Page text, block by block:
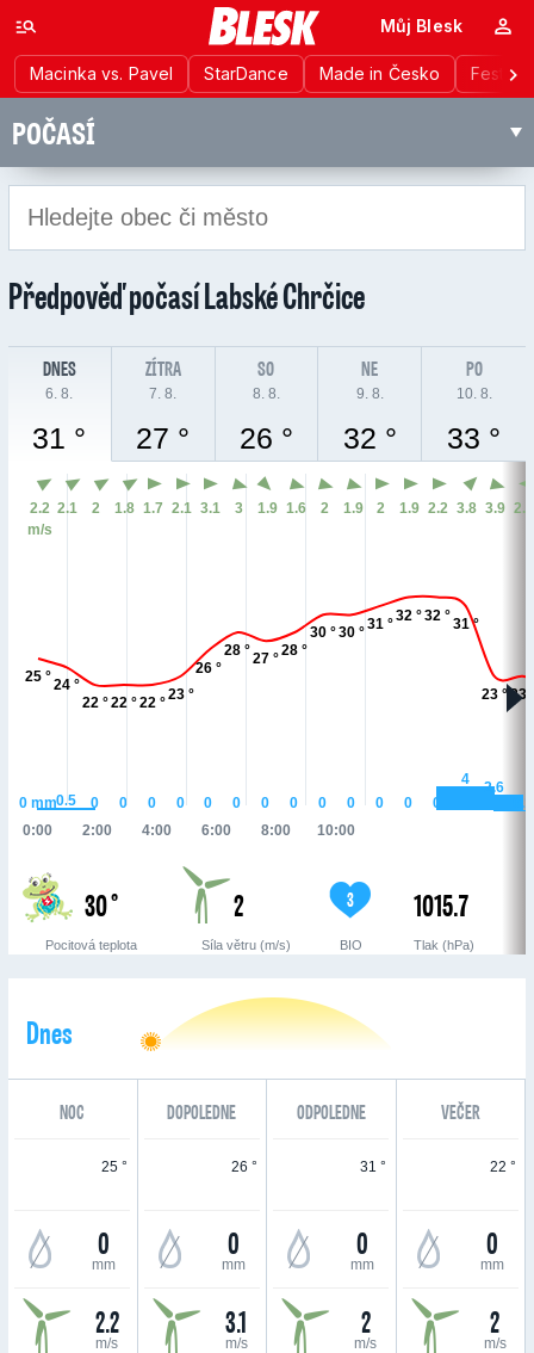
Macinka vs. Pavel StarDance Made in Česko
Můj Blesk
POČASÍ
Předpověď počasíLabské Chrčice
DNES
6. 8.
31 °
ZÍTRA
7. 8.
27 °
SO
8. 8.
26 °
NE
9. 8.
32 °
PO
10. 8.
33 °
25 °
24 °
22 °22 °22 °
23 °
26 °
28 °
27 °
28 °
30 °30 °
31 °
32 °32 °
31 °
23 ° 23
0:00 2:00 4:00 6:00 8:00 10:00
0mm0.5 0 0 0 0 0 0 0 0 0 0 0 0 0
4
2.6
0.1
2.2
m/s
2.1 2 1.8 1.7 2.1 3.1 3 1.9 1.6 2 1.9 2 1.9 2.2 3.8 3.9 2.6
30 °
Pocitová teplota
2
Síla větru (m/s)
3
BIO
1015.7
Tlak (hPa)
Dnes
NOC DOPOLEDNE ODPOLEDNE VEČER
25 °
0
mm
2.2
m/s
26 °
0
mm
3.1
m/s
31 °
0
mm
2
m/s
22 °
0
mm
2
m/s